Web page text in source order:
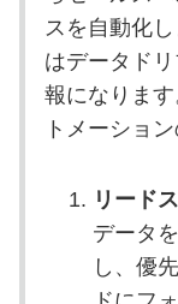
スを自動化
はデータド
報になりま
トメーショ
リード
データ
し、優